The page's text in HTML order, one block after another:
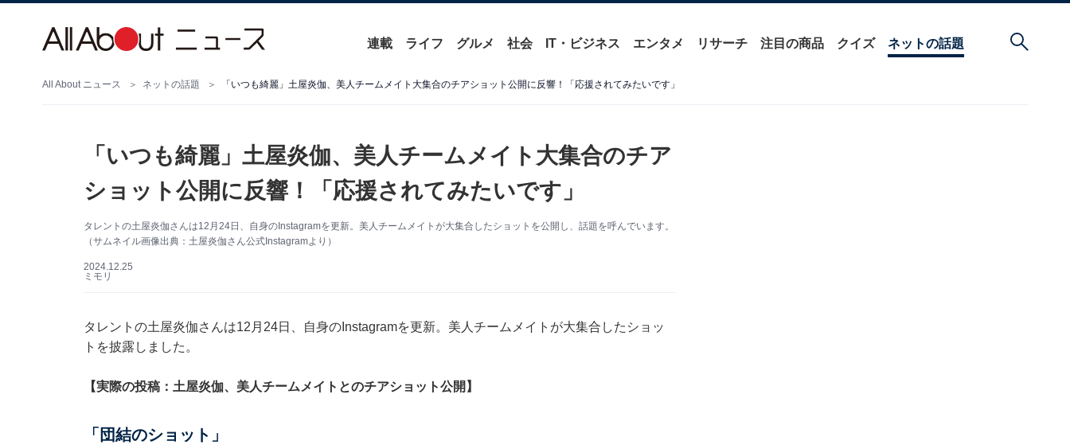
連載 ライフ グルメ 社会 IT・ビジネス エンタメ リサーチ 注目の商品 クイズ ネットの話題
All About ニュース ネットの話題 「いつも綺麗」土屋炎伽、美人チームメイト大集合のチアショット公開に反響！「応援されてみたいです」
「いつも綺麗」土屋炎伽、美人チームメイト大集合のチア
ショット公開に反響！「応援されてみたいです」
タレントの土屋炎伽さんは12月24日、自身のInstagramを更新。美人チームメイトが大集合したショットを公開し、話題を呼んでいます。
（サムネイル画像出典：土屋炎伽さん公式Instagramより）
2024.12.25
ミモリ
タレントの土屋炎伽さんは12月24日、自身のInstagramを更新。美人チームメイトが大集合したショッ
トを披露しました。
【実際の投稿：土屋炎伽、美人チームメイトとのチアショット公開】
「団結のショット」